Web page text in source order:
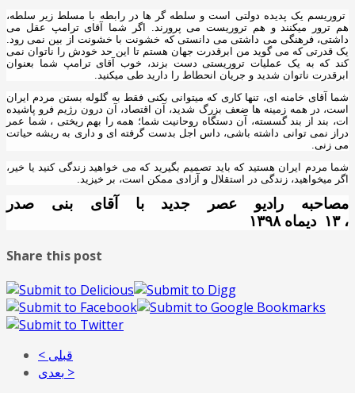
تروریسم یک پدیده دولتی است و سلطه گر ها در رابطه با مسلط زیر سلطه،
هم ترور میکنند و هم تروریست می پرورند. اگر شما آقای ترامپ عقل می
داشتی، فرهنگی می داشتی می دانستی که خشونت با خشونت از بین نمی رود.
یک قدرتی که می گوید من ابرقدرت جهان هستم تا این حد خودش را ناتوان نمی
کند که به یک عملیات تروریستی دست بزند، خوب آقای ترامپ شما بعنوان
ابرقدرت ناتوان شدید و جریان انحطاط را دارید طی میکنید.
شما آقای خامنه ای، تنها کاری که میتوانی بکنی فقط به گلوله بستن مردم ایران
است، در همه زمینه ها ضعف بزرگ شدید، آن اقتصاد، آن درون رژیم فرو پاشیده
ات، بند از بند گسسته، آن دستگاه روحانیت شما؛ همه را بهم ریختی ، شما عمر
دراز نمی توانی داشته باشی، داس اجل بدست گرفته ای و داری به ریشه حیاتت
می زنی.
شما مردم ایران هستید که باید تصمیم بگیرید که می خواهید زندگی کنید یا خیر،
اگر میخواهید، زندگی در استقلال و آزادی ممکن است، بر خیزید.
مصاحبه رادیو عصر جدید با آقای بنی صدر
،۱۳ دیماه ۱۳۹۸
Share this post
< قبلی
بعدی >